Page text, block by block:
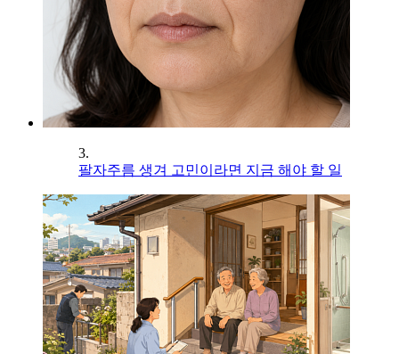
3.
팔자주름 생겨 고민이라면 지금 해야 할 일